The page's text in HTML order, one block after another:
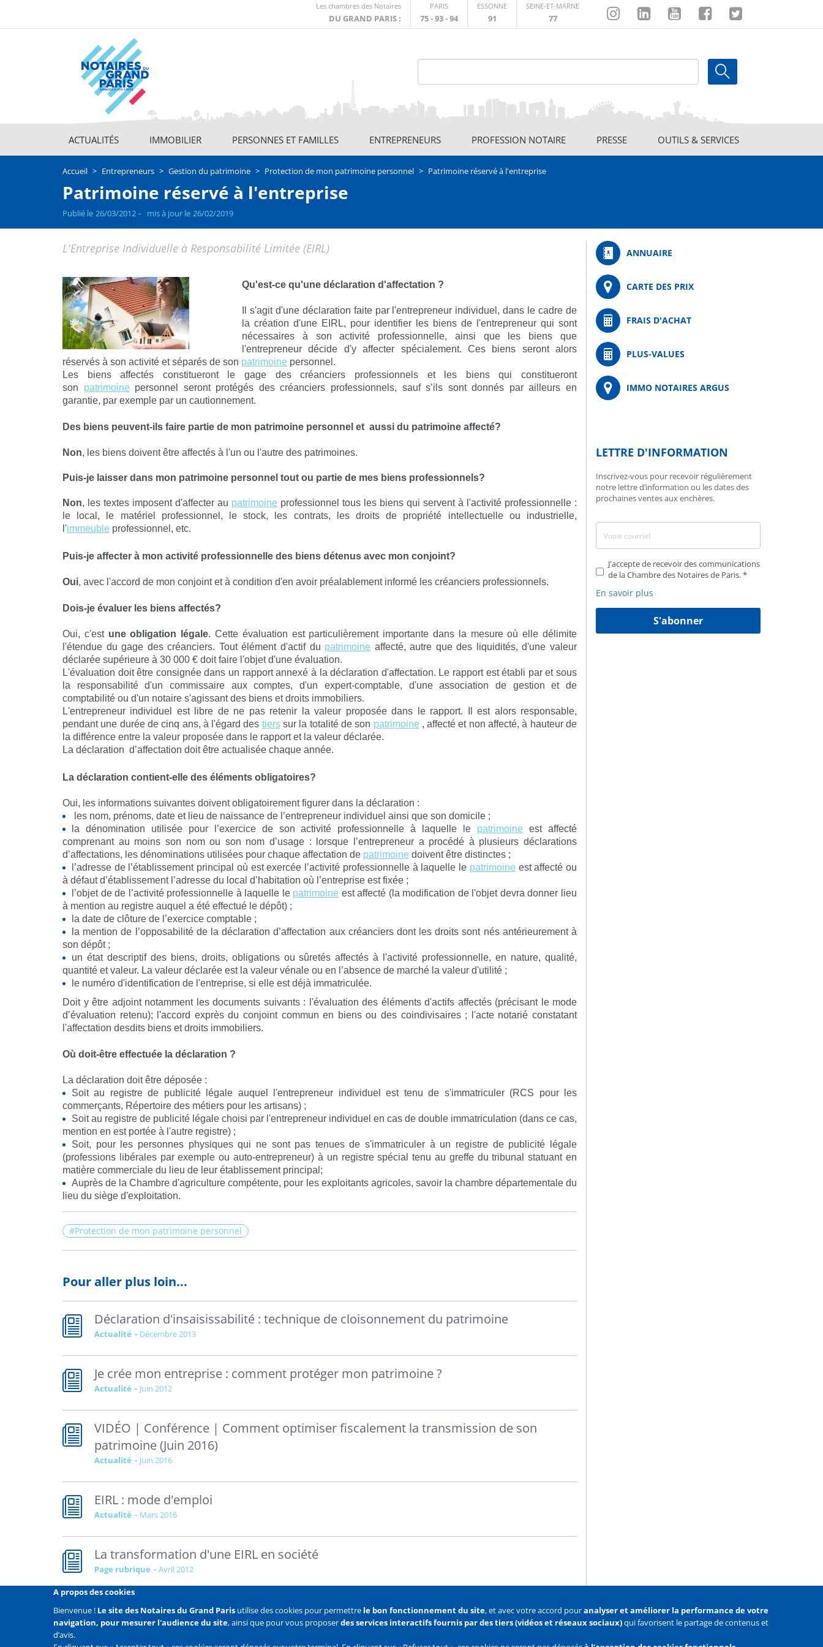
contenu
Les chambres des Notaires
DU GRAND PARIS :
externe
PARIS
75 - 93 - 94
ESSONNE
91
SEINE-ET-MARNE
77
InstagramLinkedinYoutubeFacebookTwitter
navigation
ACTUALITÉS IMMOBILIER PERSONNES ET FAMILLES ENTREPRENEURS PROFESSION NOTAIRE PRESSE OUTILS & SERVICES
Accueil Entrepreneurs Gestion du patrimoine Protection de mon patrimoine personnel Patrimoine réservé à l'entreprise
Patrimoine réservé à l'entreprise
Publié le 26/03/2012 mis à jour le 26/02/2019
L'Entreprise Individuelle à Responsabilité Limitée (EIRL)
Qu'est-ce qu'une déclaration d'affectation ?
Il s'agit d'une déclaration faite par l'entrepreneur individuel, dans le cadre de
la création d'une EIRL, pour identifier les biens de l'entrepreneur qui sont
nécessaires à son activité professionnelle, ainsi que les biens que
l'entrepreneur décide d'y affecter spécialement. Ces biens seront alors
réservés à son activité et séparés de son patrimoine personnel.
Les biens affectés constitueront le gage des créanciers professionnels et les biens qui constitueront
son patrimoinepersonnel seront protégés des créanciers professionnels, sauf s’ils sont donnés par ailleurs en
garantie, par exemple par un cautionnement.
Des biens peuvent-ils faire partie de mon patrimoine personnel et aussi du patrimoine affecté?
Non, les biens doivent être affectés à l'un ou l'autre des patrimoines.
Puis-je laisser dans mon patrimoine personnel tout ou partie de mes biens professionnels?
Non, les textes imposent d'affecter au patrimoine professionnel tous les biens qui servent à l'activité professionnelle :
le local, le matériel professionnel, le stock, les contrats, les droits de propriété intellectuelle ou industrielle,
l'immeuble professionnel, etc.
Puis-je affecter à mon activité professionnelle des biens détenus avec mon conjoint?
Oui, avec l'accord de mon conjoint et à condition d'en avoir préalablement informé les créanciers professionnels.
Dois-je évaluer les biens affectés?
Oui, c'est uneobligation légale. Cette évaluation est particulièrement importante dans la mesure où elle délimite
l'étendue du gage des créanciers. Tout élément d'actif du patrimoine affecté, autre que des liquidités, d'une valeur
déclarée supérieure à 30 000 € doit faire l'objet d'une évaluation.
L'évaluation doit être consignée dans un rapportannexé à la déclaration d'affectation. Le rapportest établi par et sous
la responsabilité d'un commissaire aux comptes, d'un expert-comptable, d'une association de gestion et de
comptabilité ou d'un notaire s'agissant des biens et droits immobiliers.
L'entrepreneur individuel est libre de ne pas retenir la valeur proposée dans le rapport. Il est alors responsable,
pendant une durée de cinq ans, à l'égard des tierssur la totalité de son patrimoine, affecté et non affecté, à hauteur de
la différence entre la valeur proposée dans le rapportet la valeur déclarée.
La déclaration d’affectation doit être actualisée chaque année.
La déclaration contient-elle des éléments obligatoires?
Oui, les informations suivantes doivent obligatoirement figurer dans la déclaration :
les nom, prénoms, date et lieu de naissance de l’entrepreneur individuel ainsi que son domicile ;
la dénomination utilisée pour l’exercice de son activité professionnelle à laquelle le patrimoine est affecté
comprenant au moins son nom ou son nom d’usage : lorsque l’entrepreneur a procédé à plusieurs déclarations
d’affectations, les dénominations utilisées pour chaque affectation de patrimoine doivent être distinctes ;
l’adresse de l’établissement principal où est exercée l’activité professionnelle à laquelle le patrimoineest affecté ou
à défaut d’établissement l’adresse du local d’habitation où l’entreprise est fixée ;
l’objet de de l’activité professionnelle à laquelle le patrimoine est affecté (la modification de l'objet devra donner lieu
à mention au registre auquel a été effectué le dépôt) ;
la date de clôture de l’exercice comptable ;
la mention de l’opposabilité de la déclaration d’affectation aux créanciers dont les droits sont nés antérieurement à
son dépôt ;
un état descriptif des biens, droits, obligations ou sûretés affectés à l'activité professionnelle, en nature, qualité,
quantité et valeur. La valeur déclarée est la valeur vénale ou en l’absence de marché la valeur d'utilité ;
le numéro d'identification de l'entreprise, si elle est déjà immatriculée.
Doit y être adjoint notamment les documents suivants : l'évaluation des éléments d'actifs affectés (précisant le mode
d’évaluation retenu); l'accord exprès du conjoint commun en biens ou des coindivisaires ; l'acte notarié constatant
l'affectation desdits biens et droits immobiliers.
Où doit-être effectuée la déclaration ?
La déclaration doit être déposée :
Soit au registre de publicité légale auquel l'entrepreneur individuel est tenu de s'immatriculer (RCS pour les
commerçants, Répertoire des métiers pour les artisans) ;
Soit au registre de publicité légale choisi par l'entrepreneur individuel en cas de double immatriculation (dans ce cas,
mention en est portée à l'autre registre) ;
Soit, pour les personnes physiques qui ne sont pas tenues de s'immatriculer à un registre de publicité légale
(professions libérales par exemple ou auto-entrepreneur) à un registre spécial tenu au greffe du tribunal statuant en
matière commerciale du lieu de leur établissement principal;
Auprès de la Chambre d'agriculture compétente, pour les exploitants agricoles, savoir la chambre départementale du
lieu du siège d'exploitation.
Protection de mon patrimoine personnel
Pour aller plus loin...
Déclaration d'insaisissabilité : technique de cloisonnement du patrimoine
Actualité décembre 2013
Je crée mon entreprise : comment protéger mon patrimoine ?
Actualité juin 2012
VIDÉO | Conférence | Comment optimiser fiscalement la transmission de son
patrimoine (Juin 2016)
Actualité juin 2016
EIRL : mode d'emploi
Actualité mars 2016
La transformation d'une EIRL en société
Page rubrique avril 2012
ANNUAIRE
CARTE DES PRIX
FRAIS D'ACHAT
PLUS-VALUES
IMMO NOTAIRES ARGUS
LETTRE D'INFORMATION
Inscrivez-vous pour recevoir régulièrement
notre lettre d’information ou les dates des
prochaines ventes aux enchères.
J'accepte de recevoir des communications
de la Chambre des Notaires de Paris.
En savoir plus
S'abonner
Liens
Mentions légales
A propos des cookies
Bienvenue ! Le site des Notaires du Grand Paris utilise des cookies pour permettre le bon fonctionnement du site, et avec votre accord pouranalyser et améliorer la performance de votre
navigation, pour mesurer l'audience du site, ainsi que pour vous proposerdes services interactifs fournis par des tiers (vidéos et réseaux sociaux)qui favorisent le partage de contenus et
d’avis.